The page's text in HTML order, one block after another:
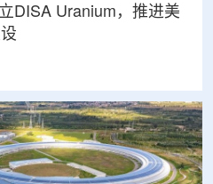
DISA Uranium，推进美